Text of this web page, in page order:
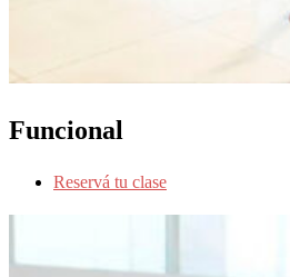
Funcional
Reservá tu clase